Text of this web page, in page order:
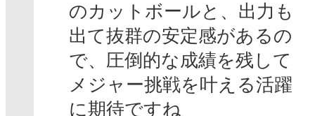
のカットボールと、出力も
出て抜群の安定感があるの
で、圧倒的な成績を残して
メジャー挑戦を叶える活躍
に期待ですね